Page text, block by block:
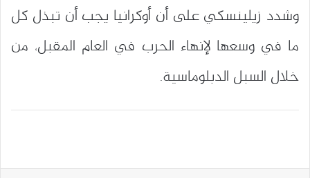
وشدد زيلينسكي على أن أوكرانيا يجب أن تبذل كل
ما في وسعها لإنهاء الحرب في العام المقبل، من
خلال السبل الدبلوماسية.